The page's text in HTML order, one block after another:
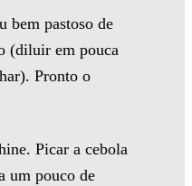
bem pastoso de
(diluir em pouca
Pronto o
Picar a cebola
um pouco de